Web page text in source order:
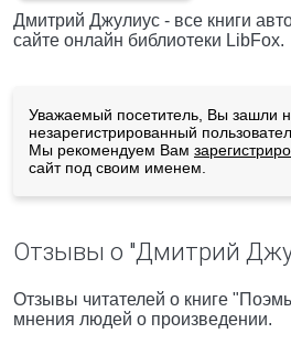
Дмитрий Джулиус - все книги
сайте онлайн библиотеки LibFox.
Уважаемый посетитель, Вы зашли
незарегистрированный
Мы рекомендуем Вам
сайт под своим именем.
Отзывы о "Дмитрий
Отзывы читателей о книге
мнения людей о произведении.